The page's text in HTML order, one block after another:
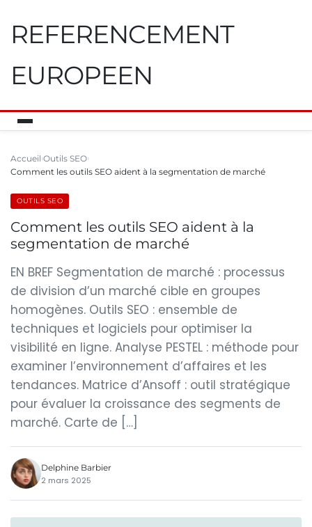
REFERENCEMENT
EUROPEEN
Accueil Outils SEO
Comment les outils SEO aident à la segmentation de marché
OUTILS SEO
Comment les outils SEO aident à la
segmentation de marché
EN BREF Segmentation de marché : processus
de division d’un marché cible en groupes
homogènes. Outils SEO : ensemble de
techniques et logiciels pour optimiser la
visibilité en ligne. Analyse PESTEL : méthode pour
examiner l’environnement d’affaires et les
tendances. Matrice d’Ansoff : outil stratégique
pour évaluer la croissance des segments de
marché. Carte de […]
Delphine Barbier
2 mars 2025